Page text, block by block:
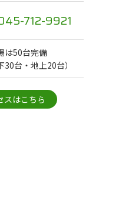
712-9921
は50台完備
30台・地上20台）
スはこちら